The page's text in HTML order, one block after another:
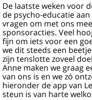
De laatste weken voor
de psycho-educatie
vragen om met ons
sponsoracties. Veel
fijn om iets voor een
we dit steeds een
zijn tenslotte zoveel
Anne maken we graag
van ons is en we zó
hieronder de app van
steun is van harte